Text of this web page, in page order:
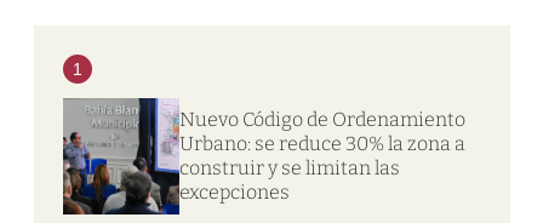
1
Nuevo Código de Ordenamiento
Urbano: se reduce 30% la zona a
construir y se limitan las
excepciones